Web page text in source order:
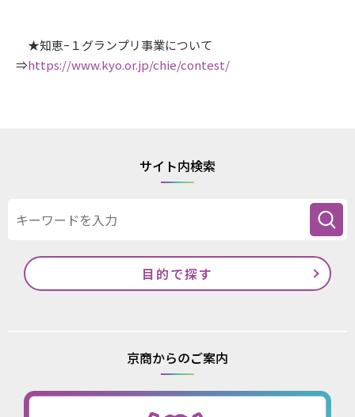
★知恵ｰ１グランプリ事業について
⇒https://www.kyo.or.jp/chie/contest/
サイト内検索
目的で探す
京商からのご案内